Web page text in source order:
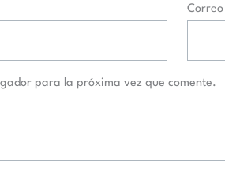
para la próxima vez que comente.